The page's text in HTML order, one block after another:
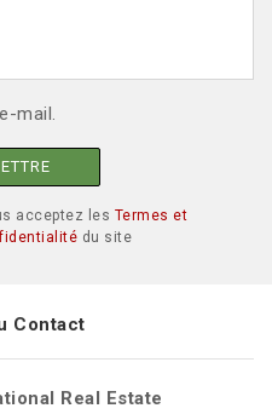
mail.
acceptez les Termes et
du site
Contact
Real Estate